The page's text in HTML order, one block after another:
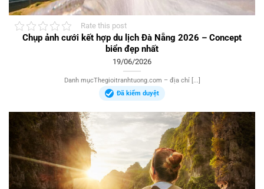
Rate this post
Chụp ảnh cưới kết hợp du lịch Đà Nẵng 2026 – Concept
biển đẹp nhất
19/06/2026
Danh mụcThegioitranhtuong.com – địa chỉ [...]
Đã kiểm duyệt